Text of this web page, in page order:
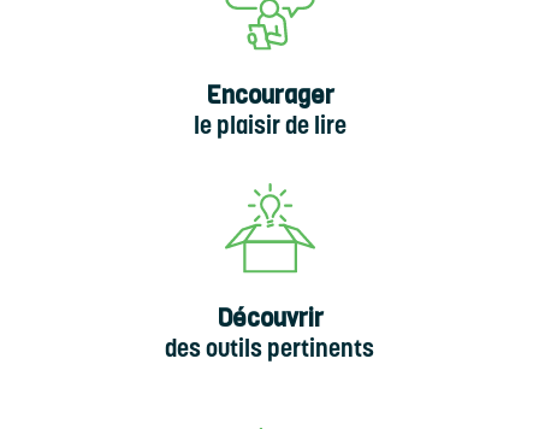
Encourager
le plaisir de lire
Découvrir
des outils pertinents